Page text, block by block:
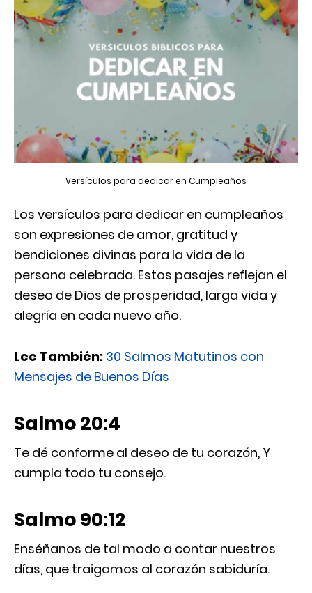
Versículos para dedicar en Cumpleaños
Los versículos para dedicar en cumpleaños
son expresiones de amor, gratitud y
bendiciones divinas para la vida de la
persona celebrada. Estos pasajes reflejan el
deseo de Dios de prosperidad, larga vida y
alegría en cada nuevo año.
Lee También: 30 Salmos Matutinos con
Mensajes de Buenos Días
Salmo 20:4
Te dé conforme al deseo de tu corazón, Y
cumpla todo tu consejo.
Salmo 90:12
Enséñanos de tal modo a contar nuestros
días, que traigamos al corazón sabiduría.